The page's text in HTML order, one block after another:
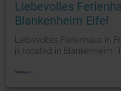
Liebevolles
Blankenheim Eifel
Liebevolles Ferienhaus in
is located in Blankenheim.